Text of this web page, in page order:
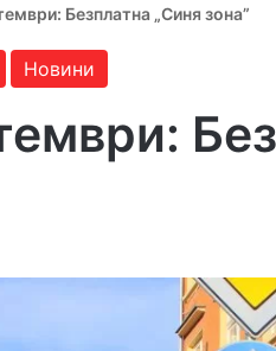
Безплатна „Синя зона”
Новини